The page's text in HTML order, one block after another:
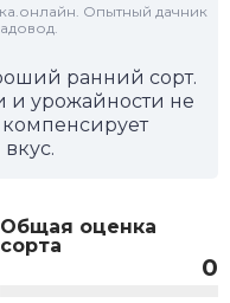
Опытный дачник
ранний сорт.
и урожайности не
Общая оценка
сорта
0